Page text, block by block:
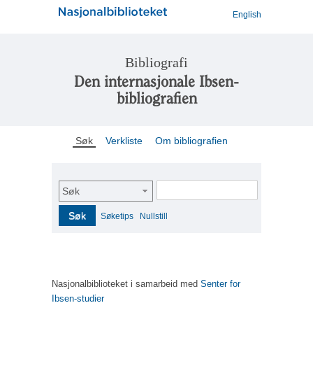
English
Bibliografi
Den internasjonale Ibsen-
bibliografien
Søk Verkliste Om bibliografien
Søk
Søk Søketips Nullstill
Nasjonalbiblioteket i samarbeid med Senter for
Ibsen-studier